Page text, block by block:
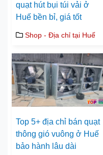
quạt hút bụi túi vải ở
Huế bền bỉ, giá tốt
Shop - Địa chỉ tại Huế
Top 5+ địa chỉ bán quạt
thông gió vuông ở Huế
bảo hành lâu dài